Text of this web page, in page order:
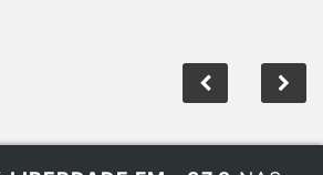
LIBERDADE FM - 87,9NAS